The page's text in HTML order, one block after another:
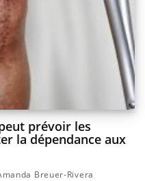
prévoir les
la dépendance aux
Breuer-Rivera